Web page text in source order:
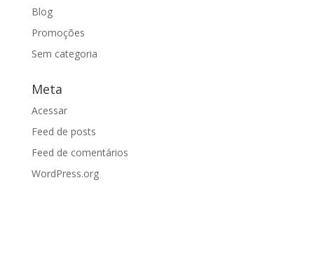
Blog
Promoções
Sem categoria
Meta
Acessar
Feed de posts
Feed de comentários
WordPress.org